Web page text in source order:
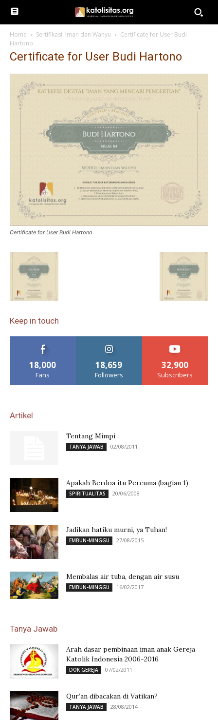
Home Sertifikasi: Iman dan Wahyu
Certificate for User Budi
Hartono
Certificate for User Budi Hartono
Certificate for User Budi Hartono
Keep in touch
18,000
Fans
18,659
Followers
32,900
Subscribers
Artikel
Tentang Mimpi
TANYA JAWAB 02/08/2011
Apakah Berdoa itu Percuma (bagian 1)
SPIRITUALITAS 20/06/2008
Jadikan hatiku murni, ya Tuhan!
EMBUN-MINGGU 27/08/2015
Membalas air tuba, dengan air susu
EMBUN-MINGGU 16/02/2017
Tanya Jawab
Arah dasar pembinaan iman anak Gereja
Katolik Indonesia 2006-2016
DOK GEREJA 07/02/2011
Qur’an dibacakan di Vatikan?
TANYA JAWAB 28/08/2014